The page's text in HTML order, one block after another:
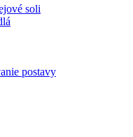
soli
postavy